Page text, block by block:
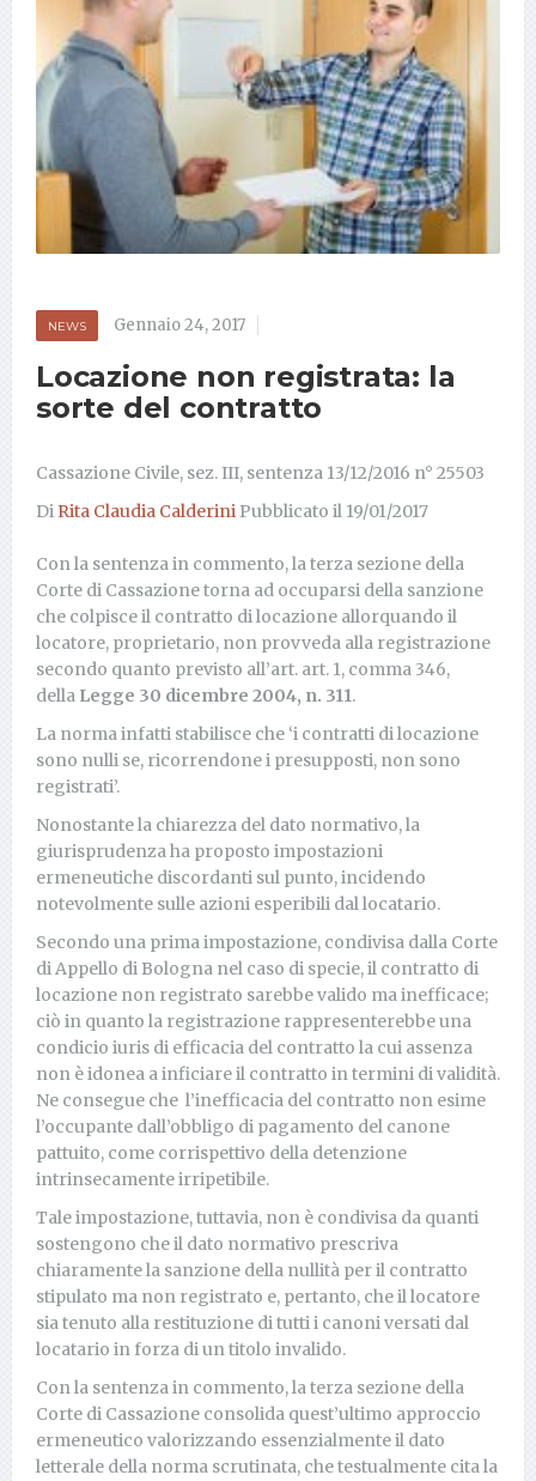
NEWS Gennaio 24, 2017
Locazione non registrata: la
sorte del contratto
Cassazione Civile, sez. III, sentenza 13/12/2016 n° 25503
Di Rita Claudia Calderini Pubblicato il 19/01/2017
Con la sentenza in commento, la terza sezione della
Corte di Cassazione torna ad occuparsi della sanzione
che colpisce il contratto di locazione allorquando il
locatore, proprietario, non provveda alla registrazione
secondo quanto previsto all’art. art. 1, comma 346,
della Legge 30 dicembre 2004, n. 311.
La norma infatti stabilisce che ‘i contratti di locazione
sono nulli se, ricorrendone i presupposti, non sono
registrati’.
Nonostante la chiarezza del dato normativo, la
giurisprudenza ha proposto impostazioni
ermeneutiche discordanti sul punto, incidendo
notevolmente sulle azioni esperibili dal locatario.
Secondo una prima impostazione, condivisa dalla Corte
di Appello di Bologna nel caso di specie, il contratto di
locazione non registrato sarebbe valido ma inefficace;
ciò in quanto la registrazione rappresenterebbe una
condicio iuris di efficacia del contratto la cui assenza
non è idonea a inficiare il contratto in termini di validità.
Ne consegue che l’inefficacia del contratto non esime
l’occupante dall’obbligo di pagamento del canone
pattuito, come corrispettivo della detenzione
intrinsecamente irripetibile.
Tale impostazione, tuttavia, non è condivisa da quanti
sostengono che il dato normativo prescriva
chiaramente la sanzione della nullità per il contratto
stipulato ma non registrato e, pertanto, che il locatore
sia tenuto alla restituzione di tutti i canoni versati dal
locatario in forza di un titolo invalido.
Con la sentenza in commento, la terza sezione della
Corte di Cassazione consolida quest’ultimo approccio
ermeneutico valorizzando essenzialmente il dato
letterale della norma scrutinata, che testualmente cita la